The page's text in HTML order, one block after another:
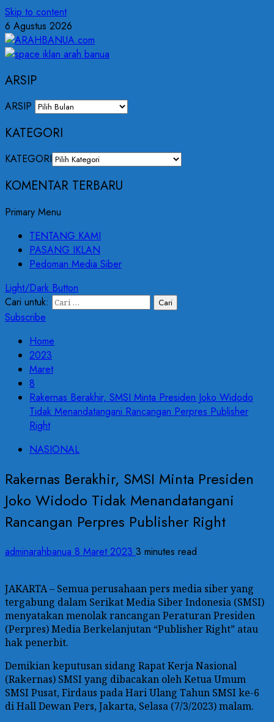
Skip to content
6 Agustus 2026
ARSIP
ARSIP
KATEGORI
KATEGORI
KOMENTAR TERBARU
Primary Menu
TENTANG KAMI
PASANG IKLAN
Pedoman Media Siber
Light/Dark Button
Cari untuk:
Subscribe
Home
2023
Maret
8
Rakernas Berakhir, SMSI Minta Presiden Joko Widodo
Tidak Menandatangani Rancangan Perpres Publisher
Right
NASIONAL
Rakernas Berakhir, SMSI Minta Presiden
Joko Widodo Tidak Menandatangani
Rancangan Perpres Publisher Right
adminarahbanua 8 Maret 2023 3 minutes read
JAKARTA – Semua perusahaan pers media siber yang
tergabung dalam Serikat Media Siber Indonesia (SMSI)
menyatakan menolak rancangan Peraturan Presiden
(Perpres) Media Berkelanjutan “Publisher Right” atau
hak penerbit.
Demikian keputusan sidang Rapat Kerja Nasional
(Rakernas) SMSI yang dibacakan oleh Ketua Umum
SMSI Pusat, Firdaus pada Hari Ulang Tahun SMSI ke-6
di Hall Dewan Pers, Jakarta, Selasa (7/3/2023) malam.